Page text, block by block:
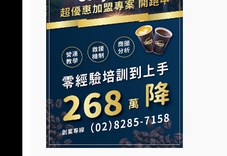
霏等茶加盟說明會
早安山丘加盟說明會
冰封仙果加盟說明會
Ramble Café 漫步藍咖啡加盟
說明會
微風亭鐵板燒加盟說明會
鮮茶道加盟說明會
阿性情趣無人販售所加盟明會
龍涎居好湯加盟說明會
舒油頭加盟說明會
韓金量加盟說明會
義氣豐發雞加盟說明會
Mr.Wish加盟說明會